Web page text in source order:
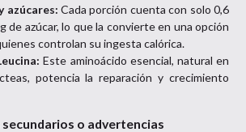
azúcares: Cada porción cuenta con solo 0,6
de azúcar, lo que la convierte en una opción
controlan su ingesta calórica.
Este aminoácido esencial, natural en
potencia la reparación y crecimiento
o advertencias